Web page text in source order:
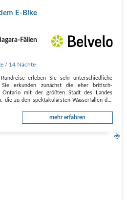
E-Bike
Fällen
/ 14 Nächte
erleben Sie sehr unterschiedliche
Sie erkunden zunächst die eher britisch-
Ontario mit der größten Stadt des Landes
die zu den spektakulärsten Wasserfällen der
mehr erfahren